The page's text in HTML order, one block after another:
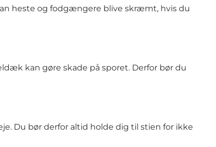
heste og fodgængere blive skræmt, hvis du
kan gøre skade på sporet. Derfor bør du
Du bør derfor altid holde dig til stien for ikke